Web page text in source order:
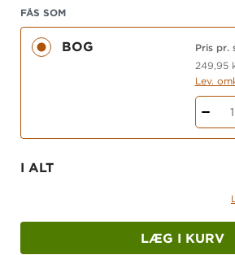
FÅS SOM
BOG Pris pr.
249,95
Lev.
1
I ALT
LÆG I KURV